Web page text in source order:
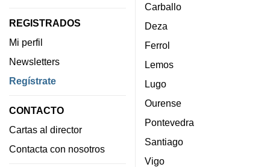
REGISTRADOS
Mi perfil
Newsletters
Regístrate
CONTACTO
Cartas al director
Contacta con nosotros
Carballo
Deza
Ferrol
Lemos
Lugo
Ourense
Pontevedra
Santiago
Vigo